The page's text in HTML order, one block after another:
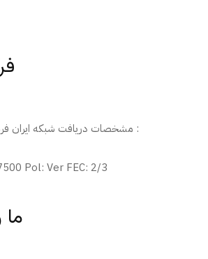
مشخصات دریافت شبکه ایران فردا در ماهواره ترکمنعالم :
Pol: Ver FEC: 2/3
ما